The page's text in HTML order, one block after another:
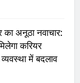
मध्य प्रदेश के लोक
के सान्निध्य और हजारों